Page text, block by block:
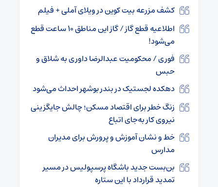
کشف مزرعه بیت کوین در ویلای آملی + فیلم
اطلاعیه قطع گاز / گاز این مناطق ۱۰ ساعت قطع
می‌شود!
فوری / محکومیت عبدالرضا داوری به شلاق و
حبس
دهکده لجستیک در بندر بوشهر احداث می‌شود
زنگ خطر برای اقتصاد مسکن؛ چالش جایگزینی
نیروی کار به‌جای اتباع
خط و نشان آموزش و پرورش برای مدیران
مدارس
بن‌بست جدید باشگاه پرسپولیس در مسیر
تمدید قرارداد با این ستاره